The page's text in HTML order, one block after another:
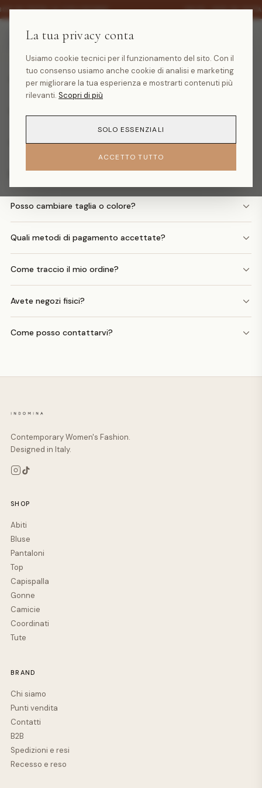
SU TUTTA LA COLLEZIONE · SALDI -30% SU
Domande frequenti
Quanto costa la spedizione?
Come faccio un reso?
Posso avere il rimborso in denaro?
Posso cambiare taglia o colore?
Quali metodi di pagamento accettate?
Come traccio il mio ordine?
Avete negozi fisici?
Come posso contattarvi?
Contemporary Women's Fashion.
Designed in Italy.
SHOP
Abiti
Bluse
Pantaloni
Top
Capispalla
Gonne
Camicie
Coordinati
Tute
BRAND
Chi siamo
Punti vendita
Contatti
B2B
Spedizioni e resi
Recesso e reso
La tua privacy conta
Usiamo cookie tecnici per il funzionamento del sito. Con il
tuo consenso usiamo anche cookie di analisi e marketing
per migliorare la tua esperienza e mostrarti contenuti più
rilevanti. Scopri di più
SOLO ESSENZIALI
ACCETTO TUTTO